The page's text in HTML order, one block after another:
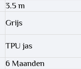
3.5 m
Grijs
TPU jas
6 Maanden